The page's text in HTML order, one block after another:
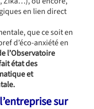
en lien direct
que ce soit en
d’éco-anxiété en
l’Observatoire
état des
et
sur